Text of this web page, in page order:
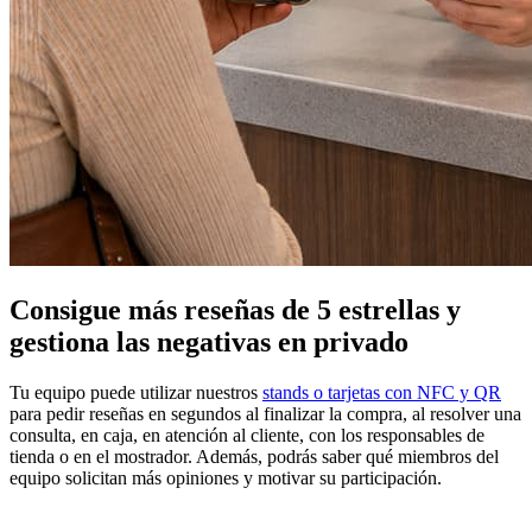
Consigue más reseñas de 5 estrellas y
gestiona las negativas en privado
Tu equipo puede utilizar nuestros stands o tarjetas con NFC y QR
para pedir reseñas en segundos al finalizar la compra, al resolver una
consulta, en caja, en atención al cliente, con los responsables de
tienda o en el mostrador. Además, podrás saber qué miembros del
equipo solicitan más opiniones y motivar su participación.